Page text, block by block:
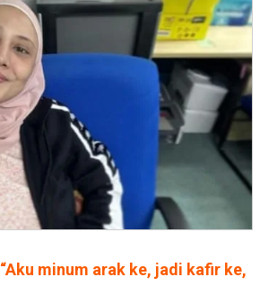
“Aku minum arak ke, jadi kafir ke,